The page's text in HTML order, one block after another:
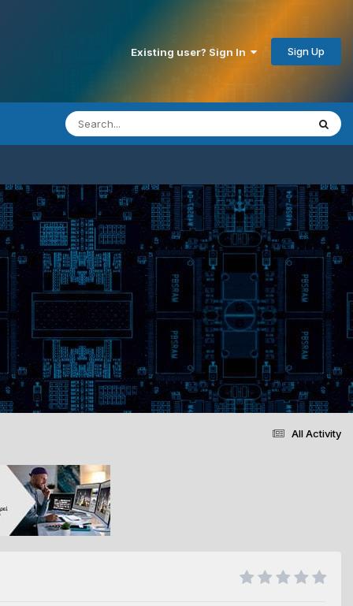
Existing user? Sign In Sign Up
All Activity